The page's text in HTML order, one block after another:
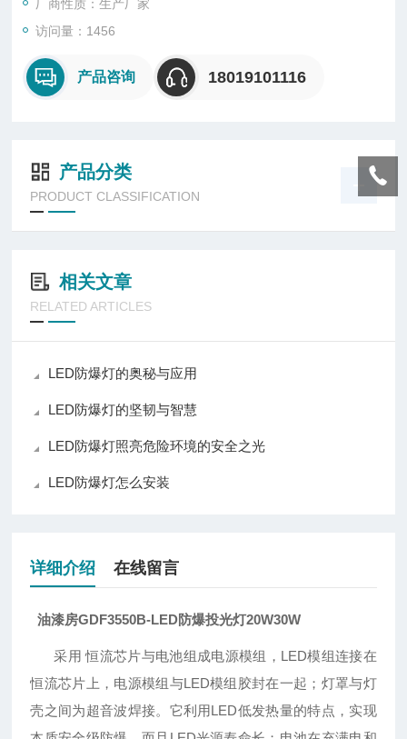
厂商性质：生产厂家
访问量：1456
产品咨询 18019101116
产品分类
PRODUCT CLASSIFICATION
相关文章
RELATED ARTICLES
LED防爆灯的奥秘与应用
LED防爆灯的坚韧与智慧
LED防爆灯照亮危险环境的安全之光
LED防爆灯怎么安装
详细介绍 在线留言
油漆房GDF3550B-LED防爆投光灯20W30W
采用 恒流芯片与电池组成电源模组，LED模组连接在
恒流芯片上，电源模组与LED模组胶封在一起；灯罩与灯
壳之间为超音波焊接。它利用LED低发热量的特点，实现